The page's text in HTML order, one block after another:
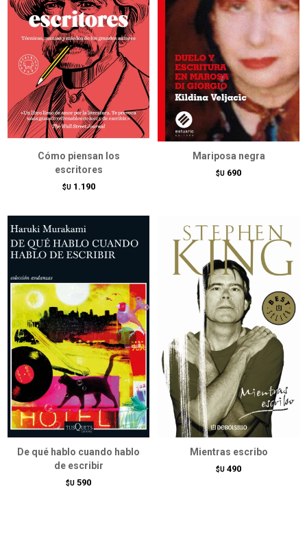
Cómo piensan los
escritores
$U 1.190
Mariposa negra
$U 690
De qué hablo cuando hablo
de escribir
$U 590
Mientras escribo
$U 490